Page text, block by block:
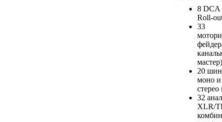
8 DCA
Roll-
33
мастер)
20
моно и
стерео
32
XLR/